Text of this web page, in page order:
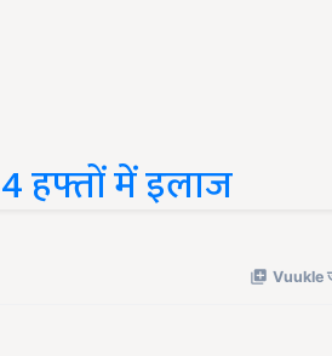
हफ्तों में इलाज